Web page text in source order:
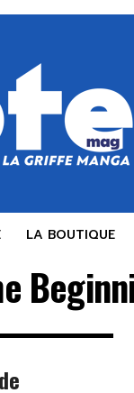
LA BOUTIQUE